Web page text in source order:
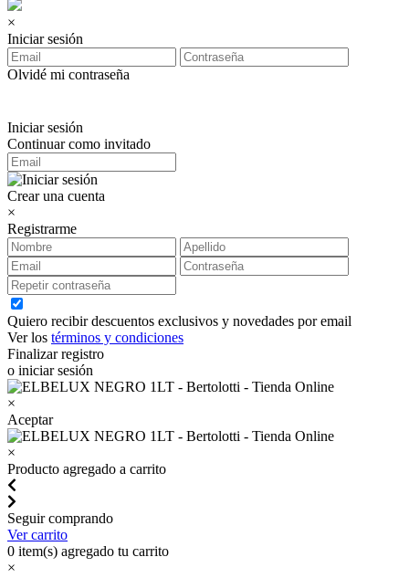
×
Iniciar sesión
Olvidé mi contraseña
Iniciar sesión
Continuar como invitado
Crear una cuenta
×
Registrarme
Quiero recibir descuentos exclusivos y novedades por email
Ver los términos y condiciones
Finalizar registro
o iniciar sesión
×
Aceptar
×
Producto agregado a carrito
Seguir comprando
Ver carrito
0 item(s) agregado tu carrito
×